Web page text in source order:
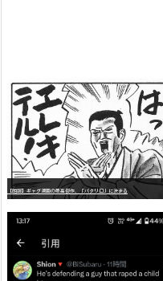
【朗報】ギャグ漫画の最高傑作、「パタリロ」に決まる